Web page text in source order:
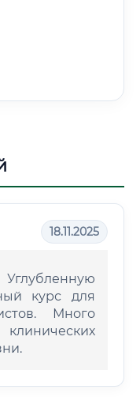
18.11.2025
курс для
Много